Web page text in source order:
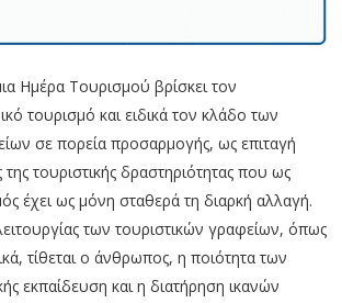
Ημέρα Τουρισμού βρίσκει τον
τουρισμό και ειδικά τον κλάδο των
σε πορεία προσαρμογής, ως επιταγή
τουριστικής δραστηριότητας που ως
έχει ως μόνη σταθερά τη διαρκή αλλαγή.
των τουριστικών γραφείων, όπως
τίθεται ο άνθρωπος, η ποιότητα των
εκπαίδευση και η διατήρηση ικανών